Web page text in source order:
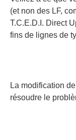
(et non des LF,
T.C.E.D.I. Direct
fins de lignes de
La modification
résoudre le